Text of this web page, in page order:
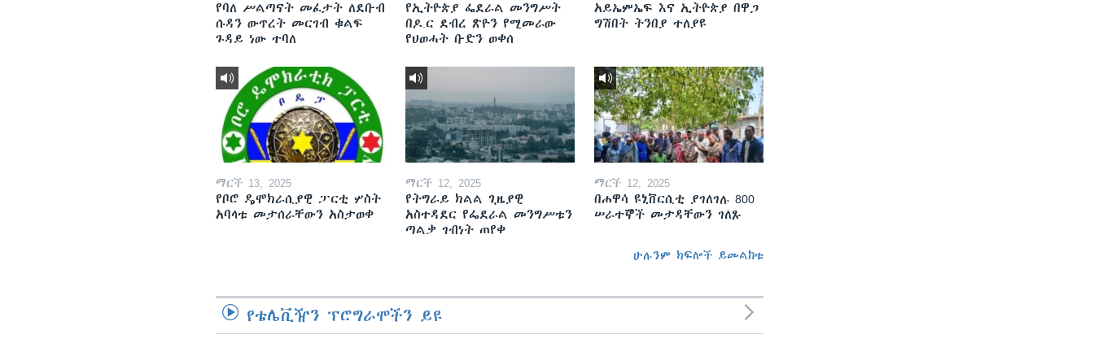
የባለ ሥልጣናት መፈታት ለደቡብ
ሱዳን ውጥረት መርገብ ቁልፍ
ጉዳይ ነው ተባለ
የኢትዮጵያ ፌደራል መንግሥት
በዶ.ር ደብረ ጽዮን የሚመራው
የህወሓት ቡድን ወቀሰ
አይኤምኤፍ እና ኢትዮጵያ በዋጋ
ግሽበት ትንበያ ተለያዩ
ማርች 13, 2025
የቦሮ ዴሞክራሲያዊ ፓርቲ ሦስት
አባላቱ መታሰራቸውን አስታወቀ
ማርች 12, 2025
የትግራይ ክልል ጊዜያዊ
አስተዳደር የፌደራል መንግሥቱን
ጣልቃ ገብነት ጠየቀ
ማርች 12, 2025
በሐዋሳ ዩኒቨርሲቲ ያገለገሉ 800
ሠራተኞች መታዳቸውን ገለጹ
ሁሉንም ክፍሎች ይመልከቱ
የቴሌቪዥን ፕሮግራሞችን ይዩ